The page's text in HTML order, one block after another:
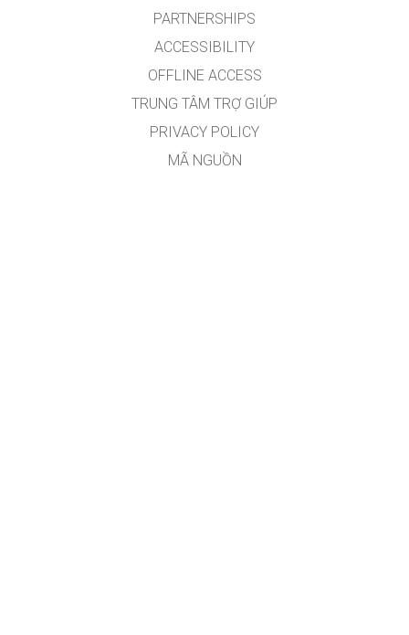
PARTNERSHIPS
ACCESSIBILITY
OFFLINE ACCESS
TRUNG TÂM TRỢ GIÚP
PRIVACY POLICY
MÃ NGUỒN